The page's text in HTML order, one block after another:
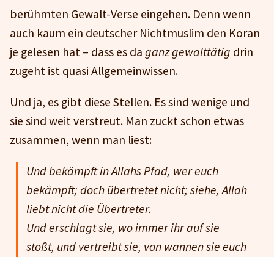
berühmten Gewalt-Verse eingehen. Denn wenn
auch kaum ein deutscher Nichtmuslim den Koran
je gelesen hat – dass es da ganz gewalttätig drin
zugeht ist quasi Allgemeinwissen.
Und ja, es gibt diese Stellen. Es sind wenige und
sie sind weit verstreut. Man zuckt schon etwas
zusammen, wenn man liest:
Und bekämpft in Allahs Pfad, wer euch
bekämpft; doch übertretet nicht; siehe, Allah
liebt nicht die Übertreter.
Und erschlagt sie, wo immer ihr auf sie
stoßt, und vertreibt sie, von wannen sie euch